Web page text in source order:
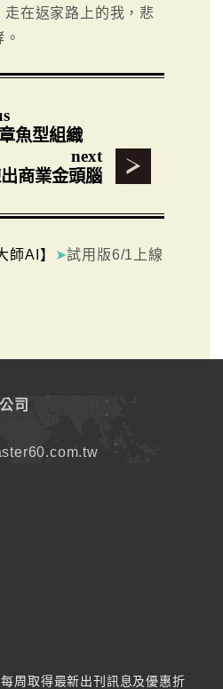
在返家路上的我，悲
魚型組織
next
商業金頭腦
師AI】 ➤試用版6/1上線
司
每周取得最新出刊訊息及優惠折